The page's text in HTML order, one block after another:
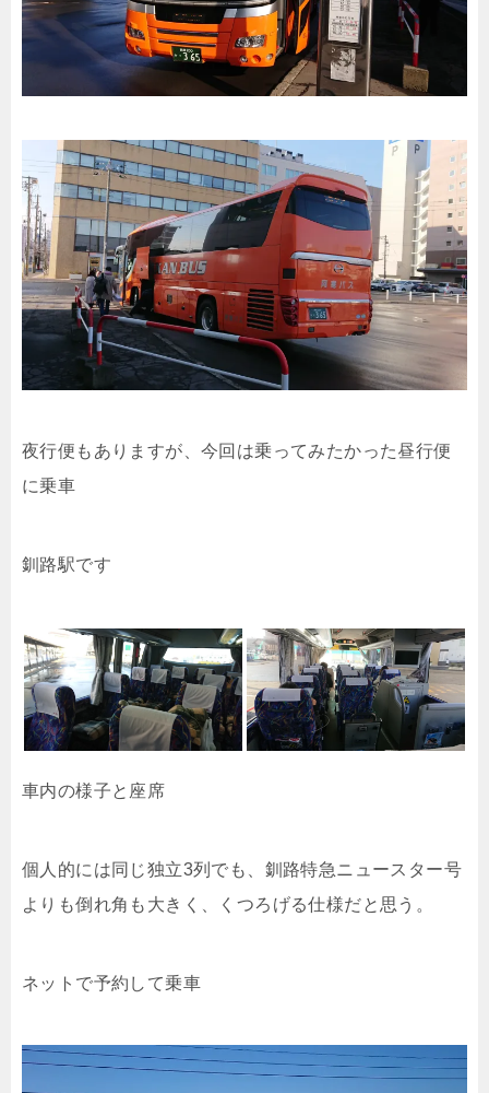
夜行便もありますが、今回は乗ってみたかった昼行便
に乗車
釧路駅です
車内の様子と座席
個人的には同じ独立3列でも、釧路特急ニュースター号
よりも倒れ角も大きく、くつろげる仕様だと思う。
ネットで予約して乗車